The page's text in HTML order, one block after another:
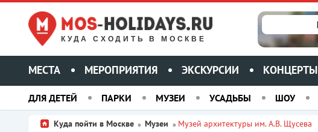
КУДА СХОДИТЬ В МОСКВЕ
МЕСТА МЕРОПРИЯТИЯ ЭКСКУРСИИ КОНЦЕРТЫ
ДЛЯ ДЕТЕЙ ПАРКИ МУЗЕИ УСАДЬБЫ ШОУ
Куда пойти в Москве » Музеи » Музей архитектуры им. А.В. Щусева